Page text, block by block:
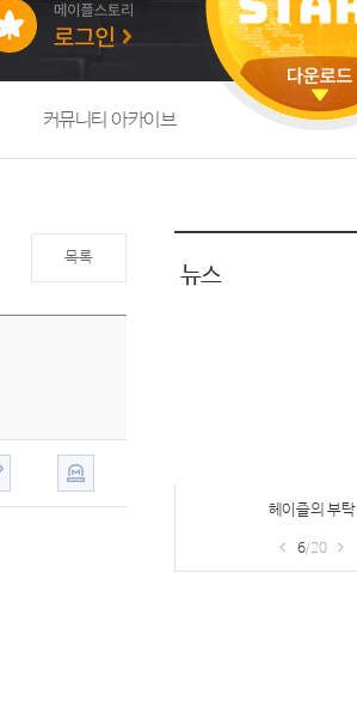
커뮤니티 아카이브
목록
뉴스
헤이즐의 부탁
6/20